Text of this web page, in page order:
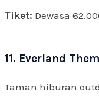
Tiket: Dewasa
11. Everland
Taman hiburan